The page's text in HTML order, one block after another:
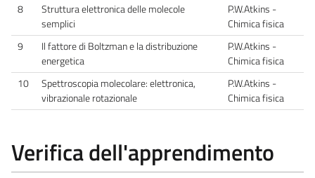
8
Struttura elettronica delle molecole
semplici
P.W.Atkins -
Chimica fisica
9
Il fattore di Boltzman e la distribuzione
energetica
P.W.Atkins -
Chimica fisica
10
Spettroscopia molecolare: elettronica,
vibrazionale rotazionale
P.W.Atkins -
Chimica fisica
Verifica dell'apprendimento